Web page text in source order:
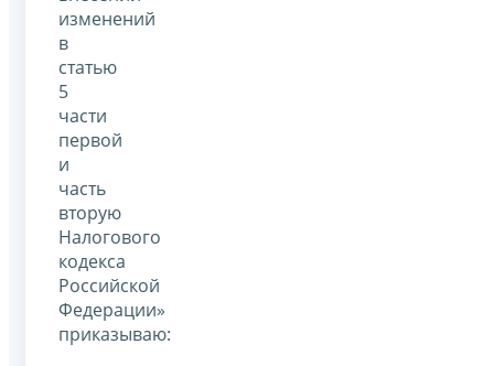
изменений
в
статью
5
части
первой
и
часть
вторую
Налогового
кодекса
Российской
Федерации»
приказываю: